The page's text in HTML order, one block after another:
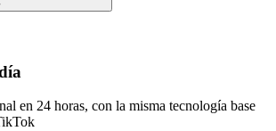
en 24 horas, con la misma tecnología base